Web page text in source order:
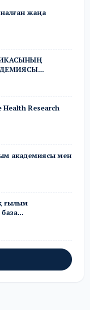
жаңа
Research
академиясы мен
ғылым